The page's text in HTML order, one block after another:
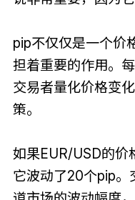
pip不仅仅是一个价
担着重要的作用。
交易者量化价格变
策。
如果EUR/USD的价
它波动了20个pip。